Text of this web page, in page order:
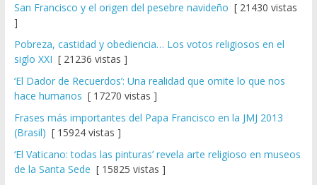
San Francisco y el origen del pesebre navideño [ 21430 vistas
]
Pobreza, castidad y obediencia… Los votos religiosos en el
siglo XXI [ 21236 vistas ]
‘El Dador de Recuerdos’: Una realidad que omite lo que nos
hace humanos [ 17270 vistas ]
Frases más importantes del Papa Francisco en la JMJ 2013
(Brasil) [ 15924 vistas ]
‘El Vaticano: todas las pinturas’ revela arte religioso en museos
de la Santa Sede [ 15825 vistas ]